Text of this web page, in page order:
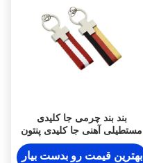
بند بند چرمی جا کلیدی
مستطیلی آهنی جا کلیدی پنتون
رنگ
بهترین قیمت رو بدست بیار